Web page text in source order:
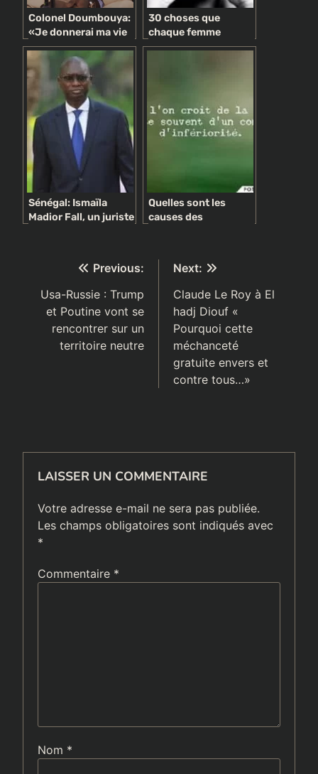
Colonel Doumbouya:
«Je donnerai ma vie
entière au peuple de
Guinée»
30 choses que
chaque femme
devrait avoir et savoir
Sénégal: Ismaïla
Madior Fall, un juriste
Quelles sont les
causes des
Navigation
de
l’article
Previous:
Usa-Russie : Trump
et Poutine vont se
rencontrer sur un
territoire neutre
Next:
Claude Le Roy à El
hadj Diouf «
Pourquoi cette
méchanceté
gratuite envers et
contre tous…»
LAISSER UN COMMENTAIRE
Votre adresse e-mail ne sera pas publiée.
Les champs obligatoires sont indiqués avec
*
Commentaire *
Nom *